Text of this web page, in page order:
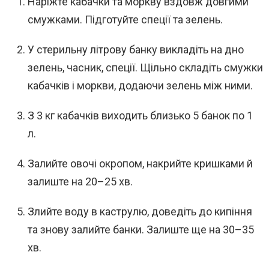
смужками. Підготуйте спеції та зелень.
У стерильну літрову банку викладіть на дно
зелень, часник, спеції. Щільно складіть смужки
кабачків і моркви, додаючи зелень між ними.
З 3 кг кабачків виходить близько 5 банок по 1
л.
Залийте овочі окропом, накрийте кришками й
залиште на 20–25 хв.
Злийте воду в каструлю, доведіть до кипіння
та знову залийте банки. Залиште ще на 30–35
хв.